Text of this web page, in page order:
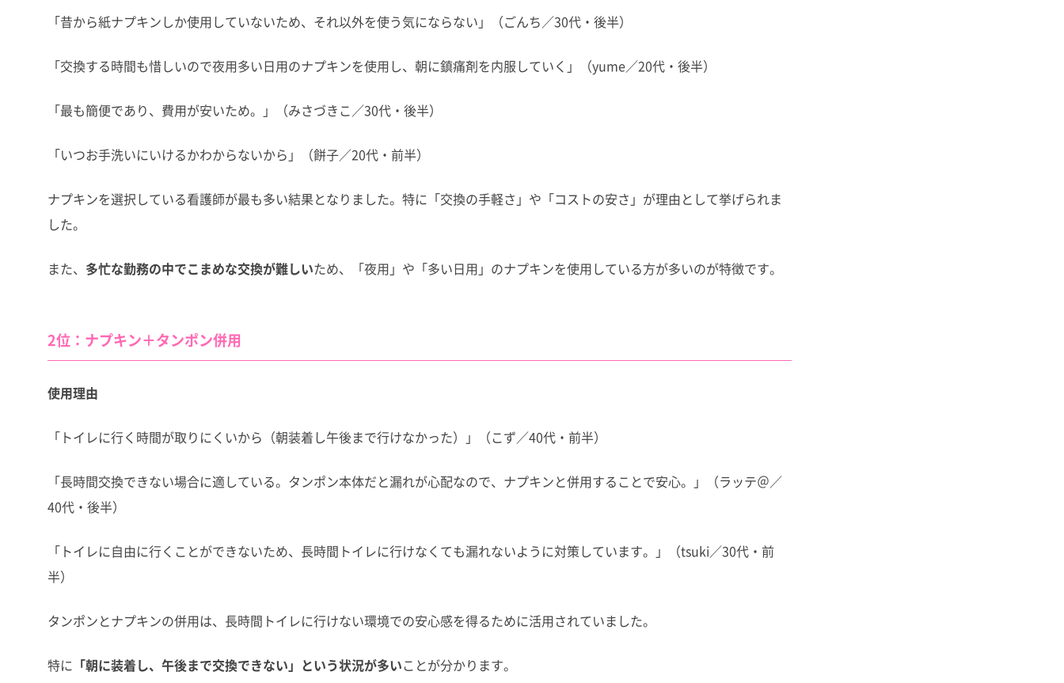
「昔から紙ナプキンしか使用していないため、それ以外を使う気にならない」（ごんち／30代・後半）
「交換する時間も惜しいので夜用多い日用のナプキンを使用し、朝に鎮痛剤を内服していく」（yume／20代・後半）
「最も簡便であり、費用が安いため。」（みさづきこ／30代・後半）
「いつお手洗いにいけるかわからないから」（餅子／20代・前半）
ナプキンを選択している看護師が最も多い結果となりました。特に「交換の手軽さ」や「コストの安さ」が理由として挙げられま
した。
また、 多忙な勤務の中でこまめな交換が難しいため、「夜用」や「多い日用」のナプキンを使用している方が多いのが特徴です。
2位：ナプキン＋タンポン併用
使用理由
「トイレに行く時間が取りにくいから（朝装着し午後まで行けなかった）」（こず／40代・前半）
「長時間交換できない場合に適している。タンポン本体だと漏れが心配なので、ナプキンと併用することで安心。」（ラッテ＠／
40代・後半）
「トイレに自由に行くことができないため、長時間トイレに行けなくても漏れないように対策しています。」（tsuki／30代・前
半）
タンポンとナプキンの併用は、長時間トイレに行けない環境での安心感を得るために活用されていました。
特に 「朝に装着し、午後まで交換できない」という状況が多いことが分かります。